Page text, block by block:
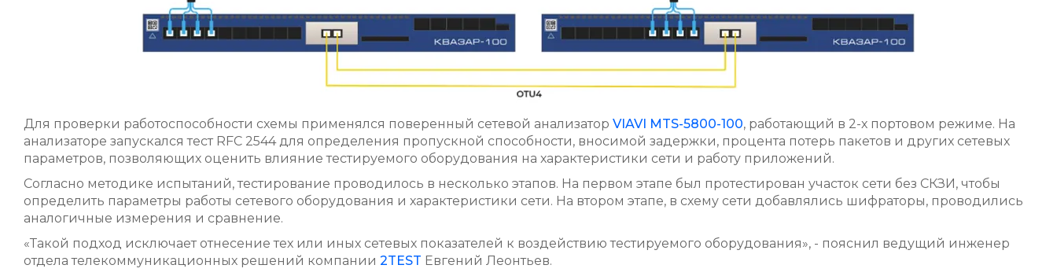
Для проверки работоспособности схемы применялся поверенный сетевой анализатор VIAVI MTS-5800-100, работающий в 2-х портовом режиме. На
анализаторе запускался тест RFC 2544 для определения пропускной способности, вносимой задержки, процента потерь пакетов и других сетевых
параметров, позволяющих оценить влияние тестируемого оборудования на характеристики сети и работу приложений.
Согласно методике испытаний, тестирование проводилось в несколько этапов. На первом этапе был протестирован участок сети без СКЗИ, чтобы
определить параметры работы сетевого оборудования и характеристики сети. На втором этапе, в схему сети добавлялись шифраторы, проводились
аналогичные измерения и сравнение.
«Такой подход исключает отнесение тех или иных сетевых показателей к воздействию тестируемого оборудования», - пояснил ведущий инженер
отдела телекоммуникационных решений компании 2TEST Евгений Леонтьев.